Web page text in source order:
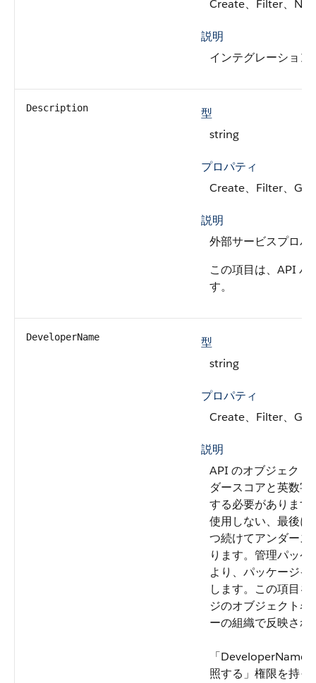
Create、Filter、
説明
インテグレーショ
Description
型
string
プロパティ
Create、Filter、
説明
外部サービスプロバ
この項目は、API
す。
DeveloperName
型
string
プロパティ
Create、Filter、
説明
API のオブジェクト
ダースコアと英数
する必要があります
使用しない、最後
つ続けてアンダース
ります。管理パッ
より、パッケージ
します。この項目
ジのオブジェクト
ーの組織で反映され
「DeveloperName
照する」権限を持